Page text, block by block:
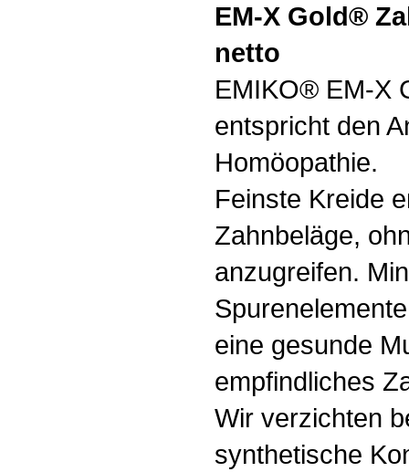
EM-X Gold®
netto
EMIKO® EM-X
entspricht den
Homöopathie.
Feinste Kreide
Zahnbeläge,
anzugreifen.
eine gesunde
empfindliches
Wir verzichten
synthetische